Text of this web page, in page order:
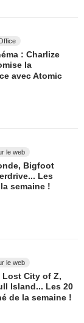
: Charlize
la
avec Atomic
le web
Bigfoot
Les
semaine !
le web
Lost City of Z,
Island... Les 20
de la semaine !